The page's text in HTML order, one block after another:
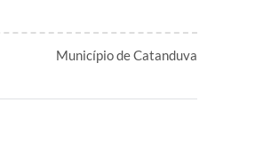
Município de Catanduva